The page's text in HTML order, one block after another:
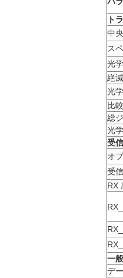
ト
中
ス
光
絶
光
比
総
光
受
オ
受
RX
一
デ